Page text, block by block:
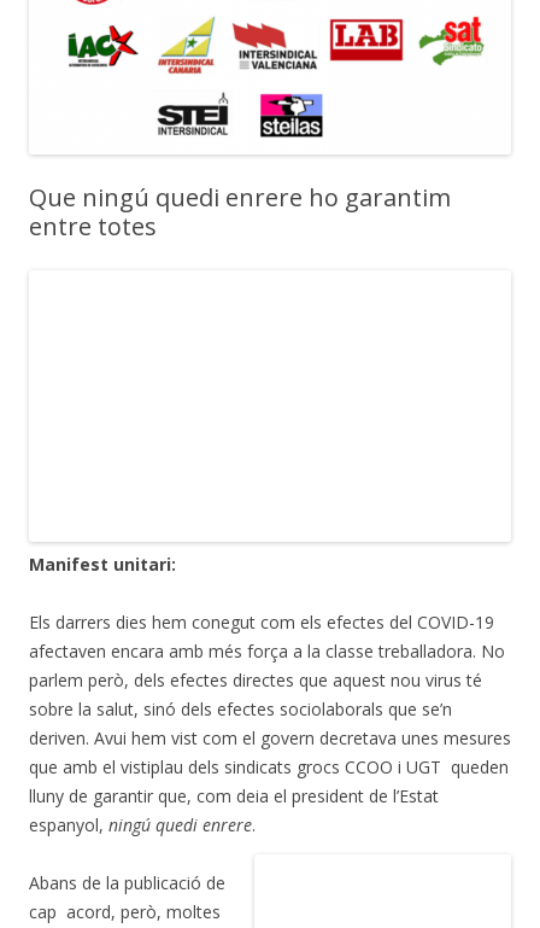
Que ningú quedi enrere ho garantim
entre totes
Manifest unitari:
Els darrers dies hem conegut com els efectes del COVID-19
afectaven encara amb més força a la classe treballadora. No
parlem però, dels efectes directes que aquest nou virus té
sobre la salut, sinó dels efectes sociolaborals que se’n
deriven. Avui hem vist com el govern decretava unes mesures
que amb el vistiplau dels sindicats grocs CCOO i UGT queden
lluny de garantir que, com deia el president de l’Estat
espanyol, ningú quedi enrere.
Abans de la publicació de
cap acord, però, moltes